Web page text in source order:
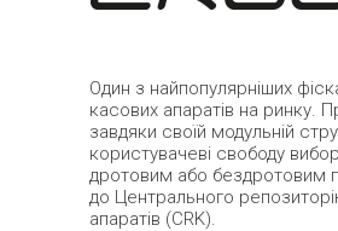
Один з найпопулярніших
касових апаратів на ринку.
завдяки своїй модульній
користувачеві свободу
дротовим або бездротовим
до Центрального
апаратів (CRK).